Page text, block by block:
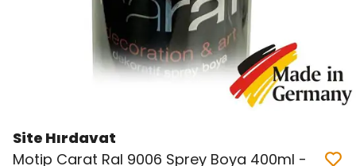
Site Hırdavat
Motip Carat Ral 9006 Sprey Boya 400ml -